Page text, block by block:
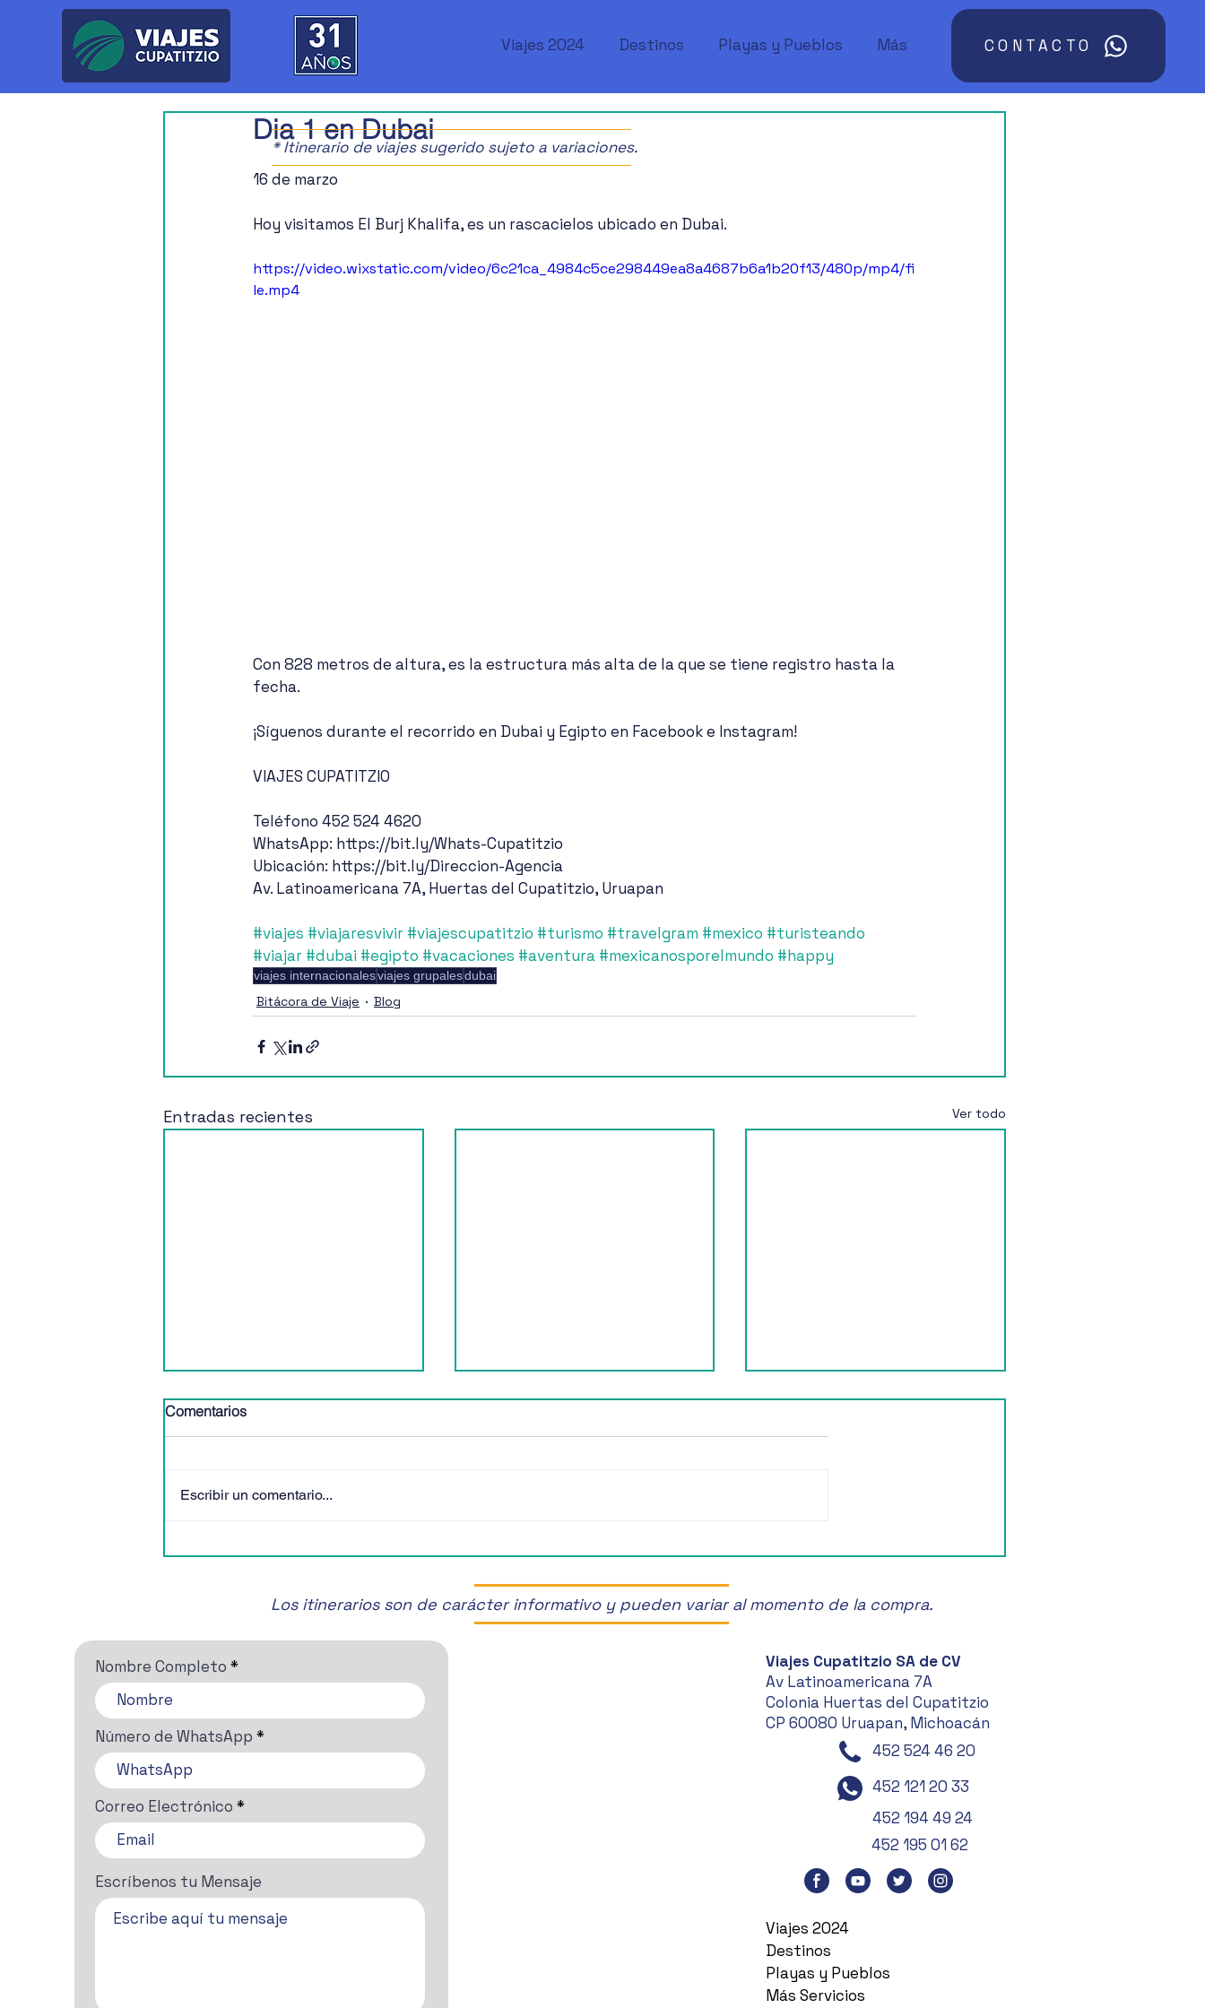
Viajes 2024 Destinos Playas y Pueblos Más CONTACTO
Dia 1 en Dubai
16 de marzo
Hoy visitamos El Burj Khalifa, es un rascacielos ubicado en Dubai.
https://video.wixstatic.com/video/6c21ca_4984c5ce298449ea8a4687b6a1b20f13/480p/mp4/fi
le.mp4
Con 828 metros de altura, es la estructura más alta de la que se tiene registro hasta la
fecha.
¡Síguenos durante el recorrido en Dubai y Egipto en Facebook e Instagram!
VIAJES CUPATITZIO
Teléfono 452 524 4620
WhatsApp: https://bit.ly/Whats-Cupatitzio
Ubicación: https://bit.ly/Direccion-Agencia
Av. Latinoamericana 7A, Huertas del Cupatitzio, Uruapan
#viajes #viajaresvivir #viajescupatitzio #turismo #travelgram #mexico #turisteando
#viajar #dubai #egipto #vacaciones #aventura #mexicanosporelmundo #happy
viajes internacionalesviajes grupalesdubai
Bitácora de Viaje Blog
Entradas recientes Ver todo
Comentarios
Escribir un comentario...
* Itinerario de viajes sugerido sujeto a variaciones.
Los itinerarios son de carácter informativo y pueden variar al momento de la compra.
Nombre Completo
Número de WhatsApp
Correo Electrónico
Escríbenos tu Mensaje
Viajes Cupatitzio SA de CV
Av Latinoamericana 7A
Colonia Huertas del Cupatitzio
CP 60080 Uruapan, Michoacán
452 524 46 20
452 121 20 33
452 194 49 24
452 195 01 62
Viajes 2024
Destinos
Playas y Pueblos
Más Servicios